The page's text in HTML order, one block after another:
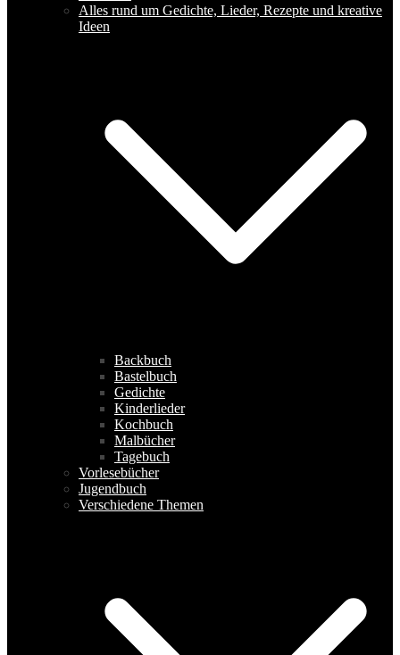
Alles rund um Gedichte, Lieder, Rezepte und kreative
Ideen
Backbuch
Bastelbuch
Gedichte
Kinderlieder
Kochbuch
Malbücher
Tagebuch
Vorlesebücher
Jugendbuch
Verschiedene Themen